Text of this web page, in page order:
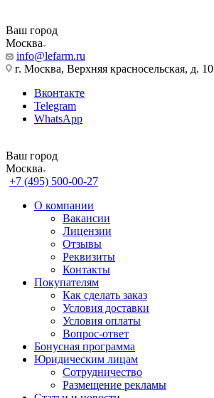
Ваш город
Москва
info@lefarm.ru
г. Москва, Верхняя красносельская, д. 10
Вконтакте
Telegram
WhatsApp
Ваш город
Москва
+7 (495) 500-00-27
О компании
Вакансии
Лицензии
Отзывы
Реквизиты
Контакты
Покупателям
Как сделать заказ
Условия доставки
Условия оплаты
Вопрос-ответ
Бонусная программа
Юридическим лицам
Сотрудничество
Размещение рекламы